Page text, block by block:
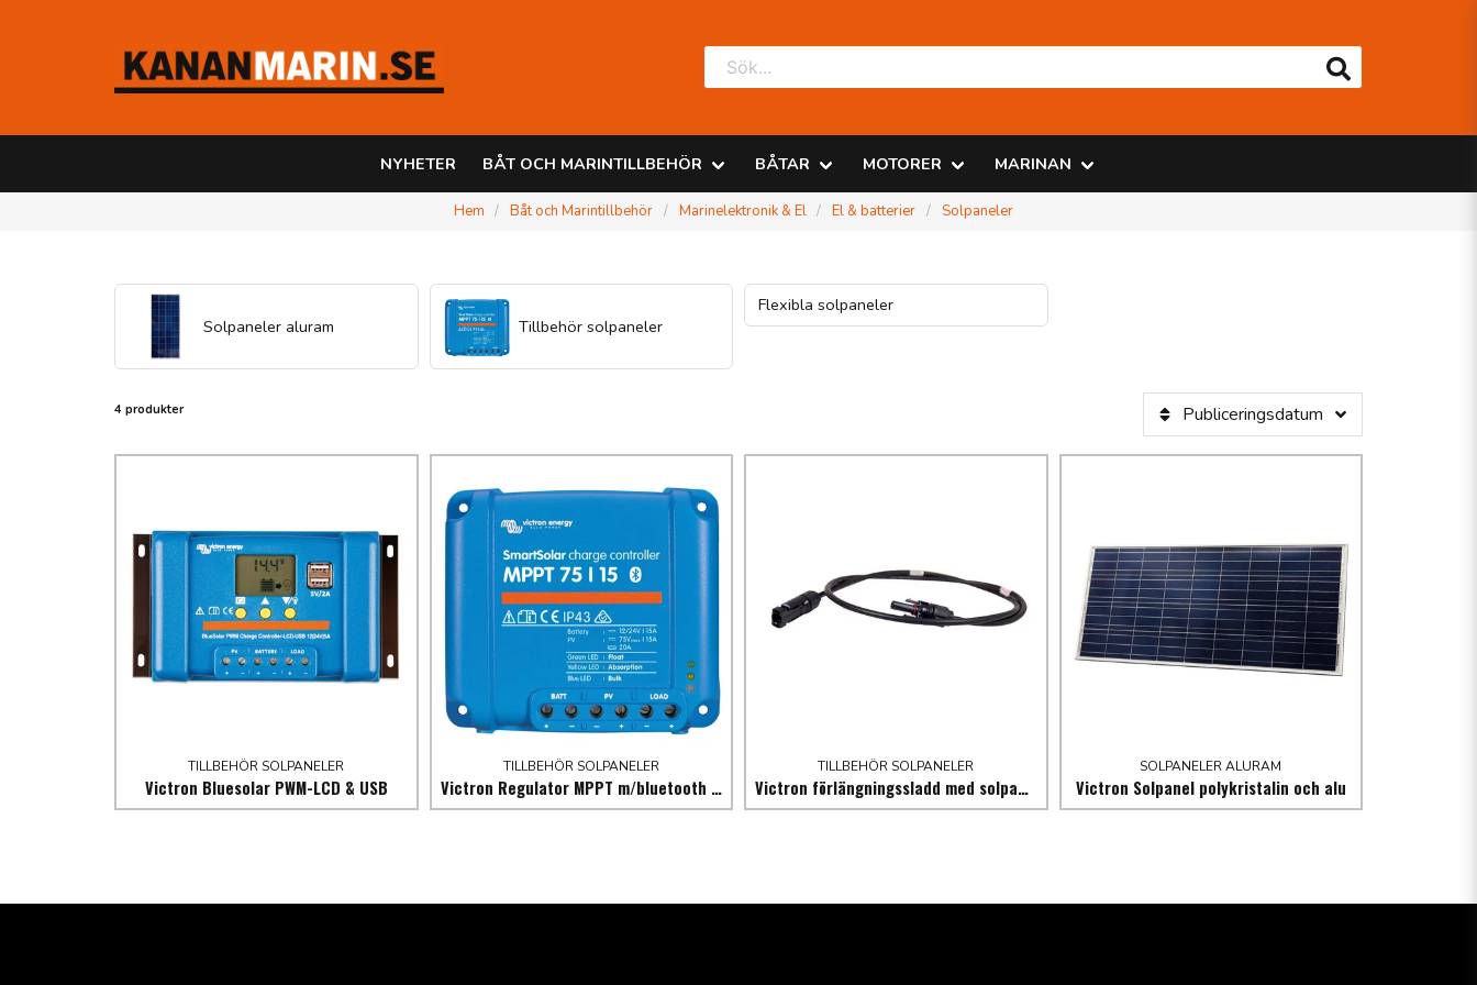
NYHETER BÅT OCH MARINTILLBEHÖR BÅTAR MOTORER MARINAN
Hem Båt och Marintillbehör Marinelektronik & El El & batterier Solpaneler
Solpaneler aluram Tillbehör solpaneler
Flexibla solpaneler
4 produkter Publiceringsdatum
TILLBEHÖR SOLPANELER
Victron Bluesolar PWM-LCD & USB
TILLBEHÖR SOLPANELER
Victron Regulator MPPT m/bluetooth 145WP 12V / 290WP 24V
TILLBEHÖR SOLPANELER
Victron förlängningssladd med solpanelskontakt
SOLPANELER ALURAM
Victron Solpanel polykristalin och alu